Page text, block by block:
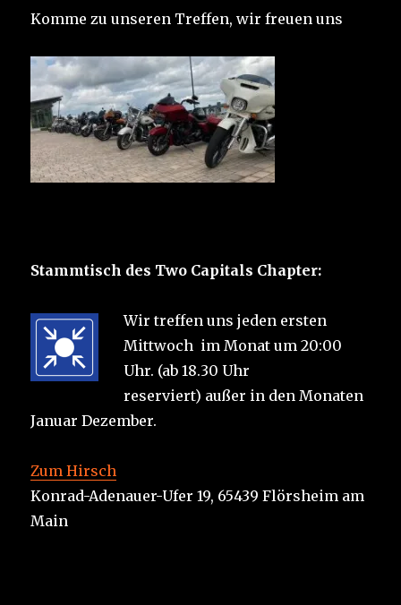
Komme zu unseren Treffen, wir freuen uns
Stammtisch des Two Capitals Chapter:
Wir treffen uns jeden ersten
Mittwoch im Monat um 20:00
Uhr. (ab 18.30 Uhr
reserviert) außer in den Monaten
Januar Dezember.
Zum Hirsch
Konrad-Adenauer-Ufer 19, 65439 Flörsheim am
Main